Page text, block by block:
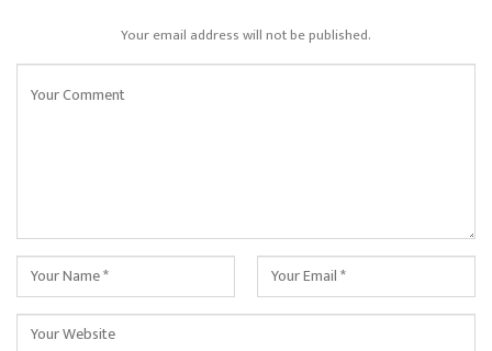
Your email address will not be published.